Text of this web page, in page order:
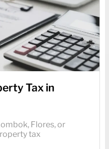
Tax in
Flores, or
tax